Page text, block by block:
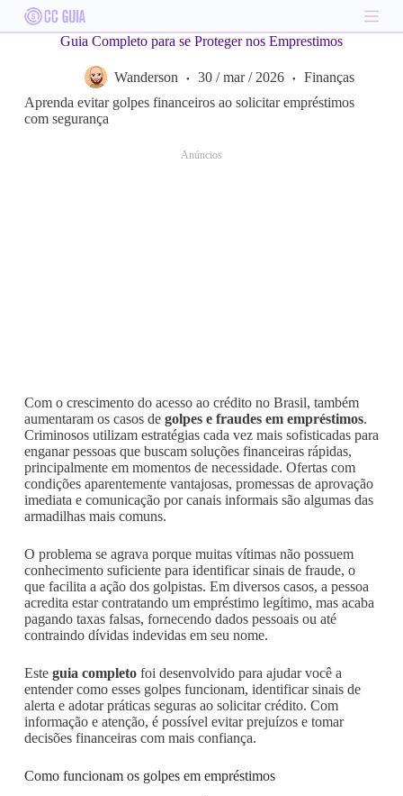
S
k
Guia Completo para se Proteger nos Emprestimos
Wanderson 30 / mar / 2026
Finanças
Aprenda evitar golpes financeiros ao solicitar empréstimos
com segurança
Anúncios
Com o crescimento do acesso ao crédito no Brasil, também
aumentaram os casos de golpes e fraudes em empréstimos.
Criminosos utilizam estratégias cada vez mais sofisticadas para
enganar pessoas que buscam soluções financeiras rápidas,
principalmente em momentos de necessidade. Ofertas com
condições aparentemente vantajosas, promessas de aprovação
imediata e comunicação por canais informais são algumas das
armadilhas mais comuns.
O problema se agrava porque muitas vítimas não possuem
conhecimento suficiente para identificar sinais de fraude, o
que facilita a ação dos golpistas. Em diversos casos, a pessoa
acredita estar contratando um empréstimo legítimo, mas acaba
pagando taxas falsas, fornecendo dados pessoais ou até
contraindo dívidas indevidas em seu nome.
Este guia completofoi desenvolvido para ajudar você a
entender como esses golpes funcionam, identificar sinais de
alerta e adotar práticas seguras ao solicitar crédito. Com
informação e atenção, é possível evitar prejuízos e tomar
decisões financeiras com mais confiança.
Como funcionam os golpes em empréstimos